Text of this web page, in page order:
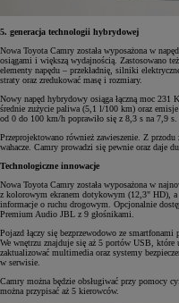
5. generacja technologii hybrydowej
Nowa Toyota Camry została wyposażona w
osiągami i większą wydajnością. Zastosowano
elementy napędu – przekładnię, silniki
straty oraz zredukować masę i rozmiary.
Nowy napęd hybrydowy osiąga łączną moc
średnie zużycie paliwa (5,1 l/100 km) oraz
od 0 do 100 km/h poprawiło się z 8,3 s na 7,9 s.
Przeprojektowano również zawieszenie. Z
wahacze. Camry prowadzi się pewnie oraz daje
Technologiczne innowacje
Nowa Toyota Camry została wyposażona w
z kolorowym ekranem dotykowym (12,3" HD), a
informacje o ruchu drogowym. Opcjonalnie
Premium Audio JBL z 9 głośnikami.
Pojazd łączy się bezprzewodowo ze
We wnętrzu znajduje się aż 5 portów USB, które
zaktualizować multimedia oraz systemy
w serwisie.
Camry można będzie obsługiwać przy pomocy
można przypisać aż 5 kierowców.